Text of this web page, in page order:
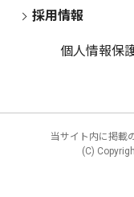
採用情報
個人情報保
当サイト内に掲載
(C)